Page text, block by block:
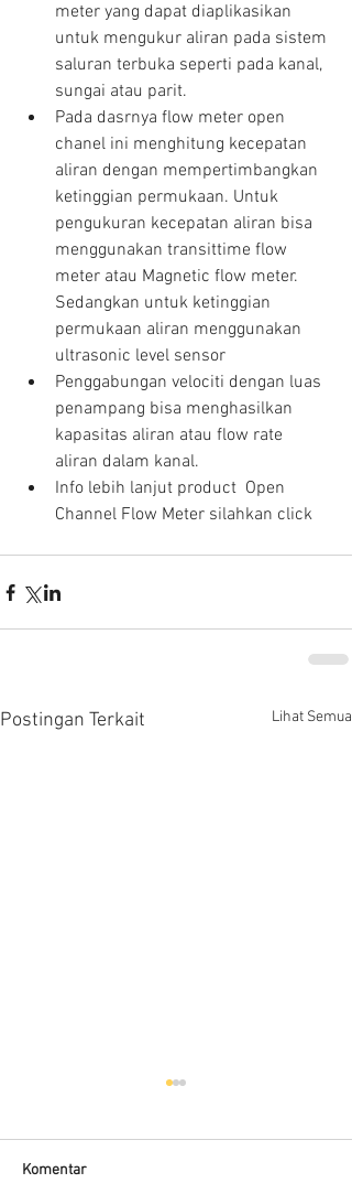
meter yang dapat diaplikasikan
untuk mengukur aliran pada sistem
saluran terbuka seperti pada kanal,
sungai atau parit.
Pada dasrnya flow meter open
chanel ini menghitung kecepatan
aliran dengan mempertimbangkan
ketinggian permukaan. Untuk
pengukuran kecepatan aliran bisa
menggunakan transittime flow
meter atau Magnetic flow meter.
Sedangkan untuk ketinggian
permukaan aliran menggunakan
ultrasonic level sensor
Penggabungan velociti dengan luas
penampang bisa menghasilkan
kapasitas aliran atau flow rate
aliran dalam kanal.
Info lebih lanjut product  Open
Channel Flow Meter silahkan click
Postingan Terkait Lihat Semua
Trap
Komentar